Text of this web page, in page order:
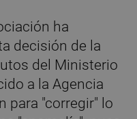
ha
decisión de la
del Ministerio
a la Agencia
para "corregir" lo